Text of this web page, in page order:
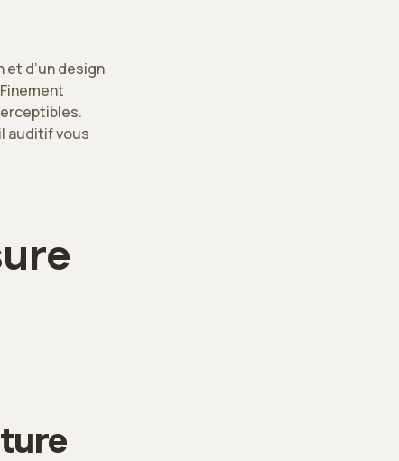
d’un design
auditif vous